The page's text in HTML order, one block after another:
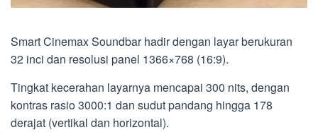
Smart Cinemax Soundbar hadir dengan layar berukuran
32 inci dan resolusi panel 1366×768 (16:9).
Tingkat kecerahan layarnya mencapai 300 nits, dengan
kontras rasio 3000:1 dan sudut pandang hingga 178
derajat (vertikal dan horizontal).